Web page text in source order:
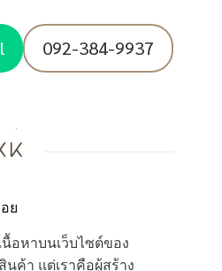
092-384-9937
ย
อหาบนเว็บไซต์ของ
นค้า แต่เราคือผู้สร้าง